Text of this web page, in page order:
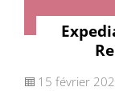
15 février